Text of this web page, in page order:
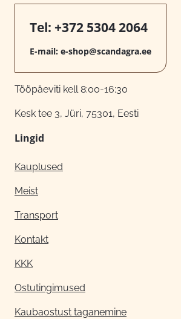
Tel: +372 5304 2064
E-mail: e-shop@scandagra.ee
Tööpäeviti kell 8:00-16:30
Kesk tee 3, Jüri, 75301, Eesti
Lingid
Kauplused
Meist
Transport
Kontakt
KKK
Ostutingimused
Kaubaostust taganemine